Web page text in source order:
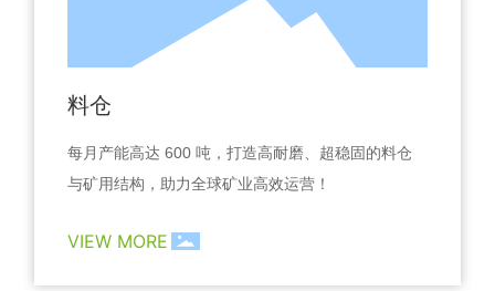
料仓
每月产能高达 600 吨，打造高耐磨、超稳固的料仓
与矿用结构，助力全球矿业高效运营！
VIEW MORE